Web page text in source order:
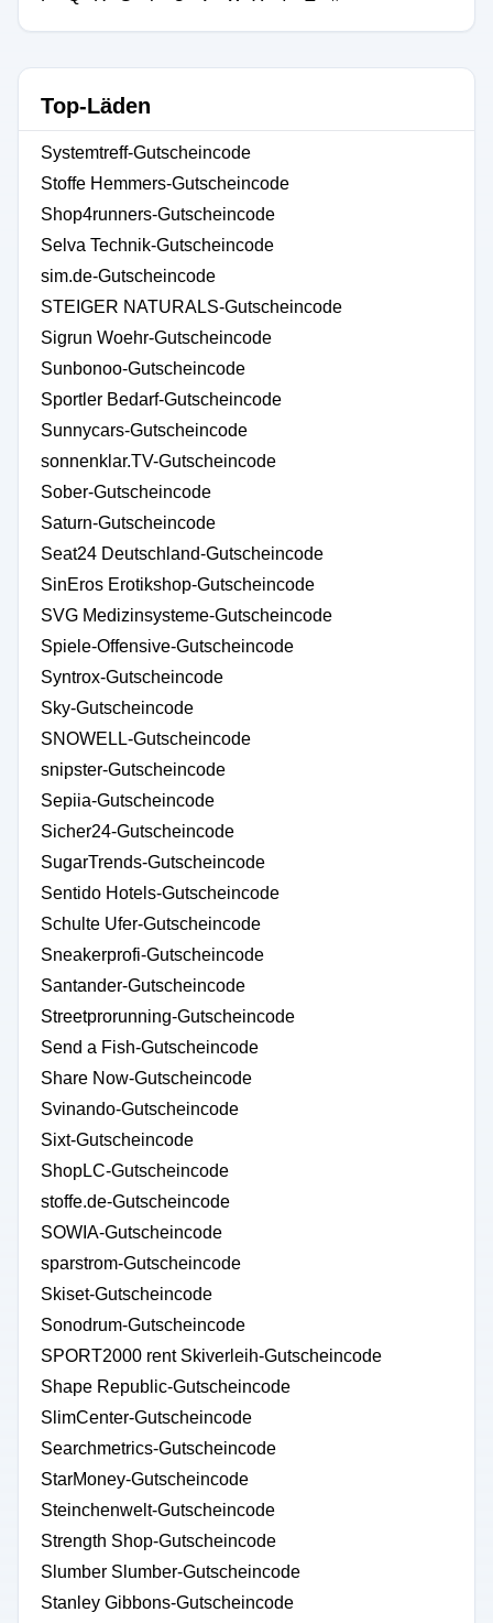
Top-Läden
Systemtreff-Gutscheincode
Stoffe Hemmers-Gutscheincode
Shop4runners-Gutscheincode
Selva Technik-Gutscheincode
sim.de-Gutscheincode
STEIGER NATURALS-Gutscheincode
Sigrun Woehr-Gutscheincode
Sunbonoo-Gutscheincode
Sportler Bedarf-Gutscheincode
Sunnycars-Gutscheincode
sonnenklar.TV-Gutscheincode
Sober-Gutscheincode
Saturn-Gutscheincode
Seat24 Deutschland-Gutscheincode
SinEros Erotikshop-Gutscheincode
SVG Medizinsysteme-Gutscheincode
Spiele-Offensive-Gutscheincode
Syntrox-Gutscheincode
Sky-Gutscheincode
SNOWELL-Gutscheincode
snipster-Gutscheincode
Sepiia-Gutscheincode
Sicher24-Gutscheincode
SugarTrends-Gutscheincode
Sentido Hotels-Gutscheincode
Schulte Ufer-Gutscheincode
Sneakerprofi-Gutscheincode
Santander-Gutscheincode
Streetprorunning-Gutscheincode
Send a Fish-Gutscheincode
Share Now-Gutscheincode
Svinando-Gutscheincode
Sixt-Gutscheincode
ShopLC-Gutscheincode
stoffe.de-Gutscheincode
SOWIA-Gutscheincode
sparstrom-Gutscheincode
Skiset-Gutscheincode
Sonodrum-Gutscheincode
SPORT2000 rent Skiverleih-Gutscheincode
Shape Republic-Gutscheincode
SlimCenter-Gutscheincode
Searchmetrics-Gutscheincode
StarMoney-Gutscheincode
Steinchenwelt-Gutscheincode
Strength Shop-Gutscheincode
Slumber Slumber-Gutscheincode
Stanley Gibbons-Gutscheincode